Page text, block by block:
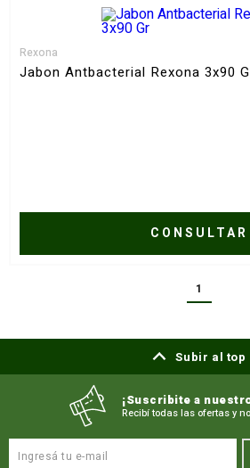
Rexona
Jabon Antbacterial Rexona 3x90
CONSULTAR
1
Subir al top
¡Suscribite a
Recibí todas las ofertas y